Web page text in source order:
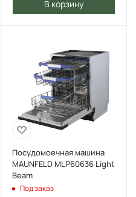
В корзину
Посудомоечная машина
MAUNFELD MLP60636 Light
Beam
Под заказ